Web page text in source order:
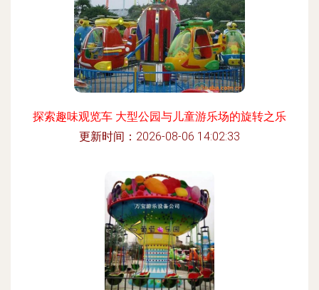
探索趣味观览车 大型公园与儿童游乐场的旋转之乐
更新时间：2026-08-06 14:02:33